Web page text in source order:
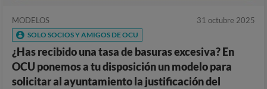
MODELOS 31 octubre 2025
SOLO SOCIOS Y AMIGOS DE OCU
¿Has recibido una tasa de basuras excesiva? En
OCU ponemos a tu disposición un modelo para
solicitar al ayuntamiento la justificación del